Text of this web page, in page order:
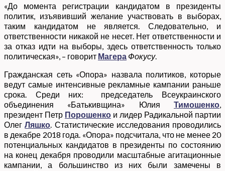
«До момента регистрации кандидатом в президенты
политик, изъявивший желание участвовать в выборах,
таким кандидатом не является. Следовательно, и
ответственности никакой не несет. Нет ответственности и
за отказ идти на выборы, здесь ответственность только
политическая», – говорит Магера Фокусу.
Гражданская сеть «Опора» назвала политиков, которые
ведут самые интенсивные рекламные кампании раньше
срока. Среди них: председатель Всеукраинского
объединения «Батькивщина» Юлия Тимошенко
президент Петр Порошенко и лидер Радикальной партии
Олег Ляшко . Статистические исследования проводились
в декабре 2018 года. «Опора» подсчитала, что не менее 20
потенциальных кандидатов в президенты по состоянию
на конец декабря проводили масштабные агитационные
кампании, а большинство из них были замечены в